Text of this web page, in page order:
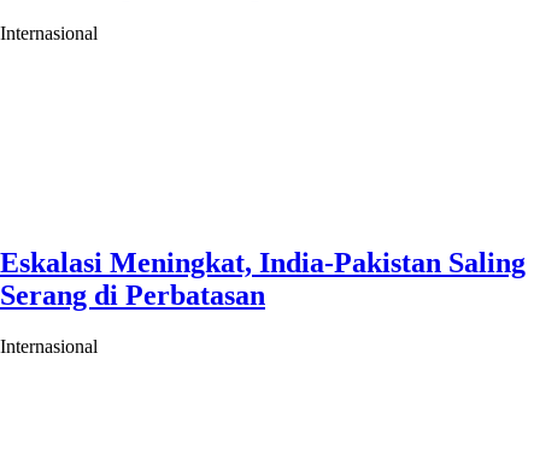
Internasional
Eskalasi Meningkat, India-Pakistan Saling
Serang di Perbatasan
Internasional